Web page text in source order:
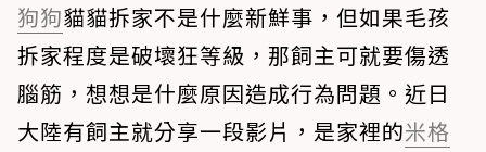
狗狗貓貓拆家不是什麼新鮮事，但如果毛孩
拆家程度是破壞狂等級，那飼主可就要傷透
腦筋，想想是什麼原因造成行為問題。近日
大陸有飼主就分享一段影片，是家裡的米格